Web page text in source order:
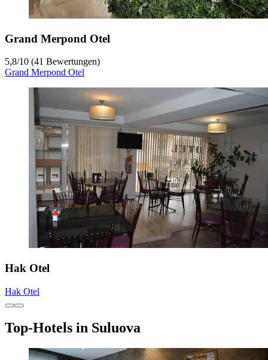
Grand Merpond Otel
5,8/10 (41 Bewertungen)
Grand Merpond Otel
Hak Otel
Hak Otel
Top-Hotels in Suluova